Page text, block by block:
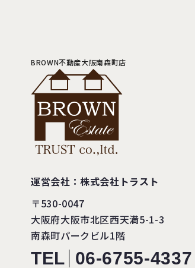
BROWN不動産大阪南森町店
運営会社：株式会社トラスト
〒530-0047
大阪府大阪市北区西天満5-1-3
南森町パークビル1階
TEL 06-6755-4337